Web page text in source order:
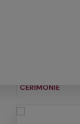
CERIMONIE